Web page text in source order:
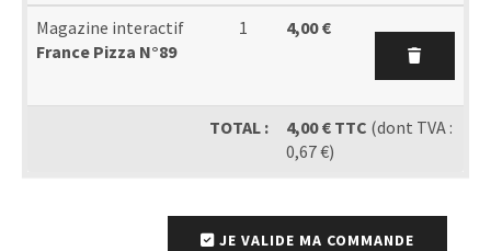
Magazine interactif
France Pizza N°89
1 4,00 €
TOTAL : 4,00 € TTC (dont TVA :
0,67 €)
JE VALIDE MA COMMANDE